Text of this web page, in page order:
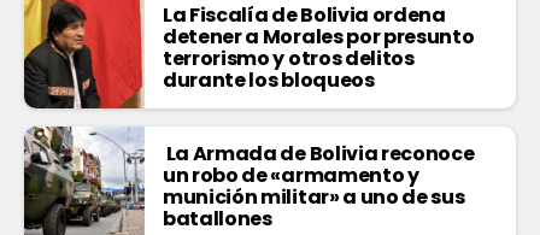
La Fiscalía de Bolivia ordena
detener a Morales por presunto
terrorismo y otros delitos
durante los bloqueos
La Armada de Bolivia reconoce
un robo de «armamento y
munición militar» a uno de sus
batallones